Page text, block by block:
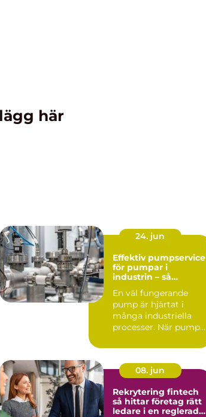
här
24. jun
Effektiv pumpservice
för pumpar i
industrin – så
kostsamma
driftstopp
En väl fungerande
pump är hjärtat i
många industriella
processer. När pump...
08. jun
Rekrytering fintech
så hittar företag rätt
ledare i en reglerad